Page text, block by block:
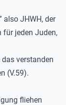
also JHWH, der
für jeden Juden,
verstanden
(V.59).
fliehen